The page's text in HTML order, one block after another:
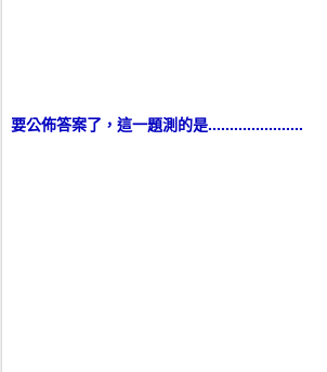
要公佈答案了，這一題測的是......................